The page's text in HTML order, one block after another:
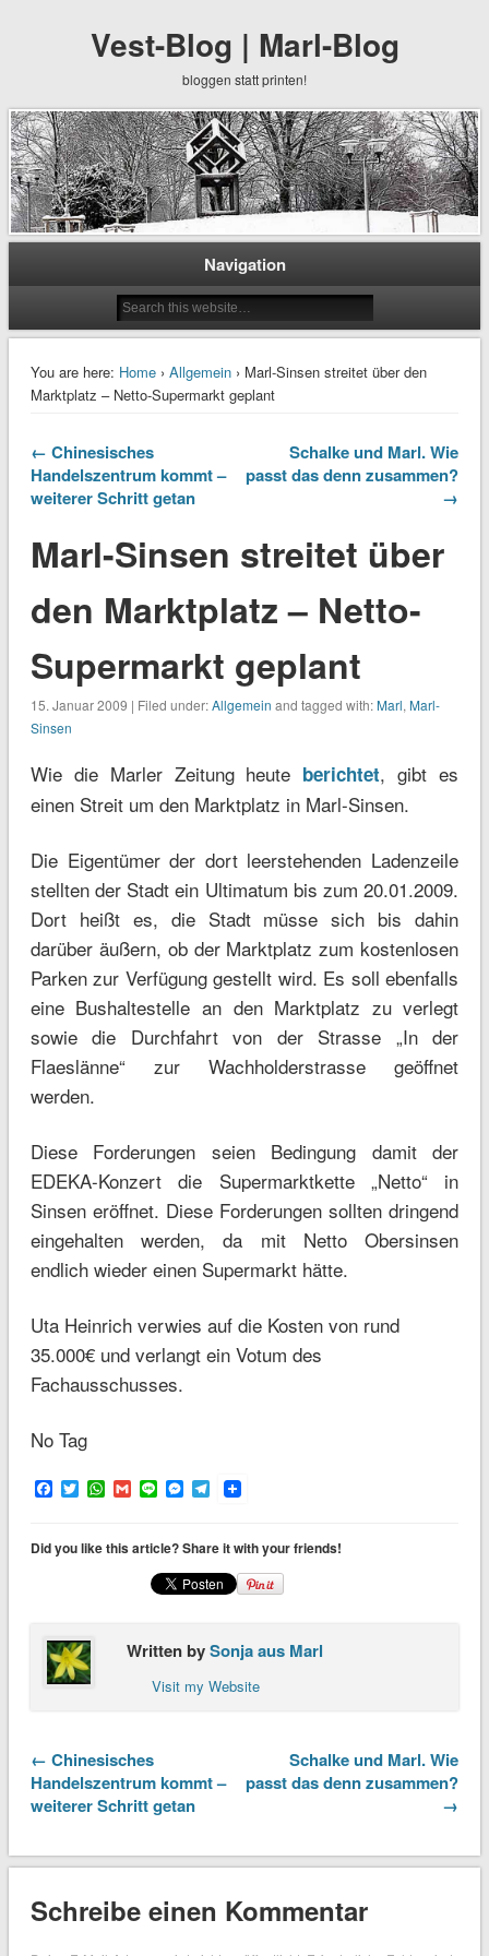
Vest-Blog | Marl-Blog
bloggen statt printen!
Navigation
You are here: Home› Allgemein› Marl-Sinsen streitet über den
Marktplatz – Netto-Supermarkt geplant
← Chinesisches
Handelszentrum kommt –
weiterer Schritt getan
Schalke und Marl. Wie
passt das denn zusammen?
→
Marl-Sinsen streitet über
den Marktplatz – Netto-
Supermarkt geplant
15. Januar 2009 | Filed under:Allgemein and tagged with:Marl, Marl-
Sinsen
Wie die Marler Zeitung heute berichtet, gibt es
einen Streit um den Marktplatz in Marl-Sinsen.
Die Eigentümer der dort leerstehenden Ladenzeile
stellten der Stadt ein Ultimatum bis zum 20.01.2009.
Dort heißt es, die Stadt müsse sich bis dahin
darüber äußern, ob der Marktplatz zum kostenlosen
Parken zur Verfügung gestellt wird. Es soll ebenfalls
eine Bushaltestelle an den Marktplatz zu verlegt
sowie die Durchfahrt von der Strasse „In der
Flaeslänne“ zur Wachholderstrasse geöffnet
werden.
Diese Forderungen seien Bedingung damit der
EDEKA-Konzert die Supermarktkette „Netto“ in
Sinsen eröffnet. Diese Forderungen sollten dringend
eingehalten werden, da mit Netto Obersinsen
endlich wieder einen Supermarkt hätte.
Uta Heinrich verwies auf die Kosten von rund
35.000€ und verlangt ein Votum des
Fachausschusses.
No Tag
Facebook
TwitterWhatsApp
Gmail
LineMessenger
Telegram
Did you like this article? Share it with your friends!
Written bySonja aus Marl
Visit my Website
← Chinesisches
Handelszentrum kommt –
weiterer Schritt getan
Schalke und Marl. Wie
passt das denn zusammen?
→
Schreibe einen Kommentar